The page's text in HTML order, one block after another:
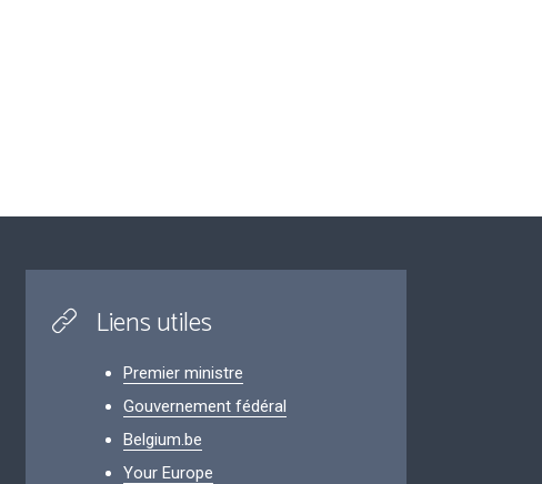
Liens utiles
Premier ministre
Gouvernement fédéral
Belgium.be
Your Europe